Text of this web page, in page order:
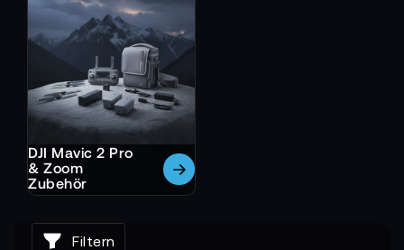
DJI Mavic 2 Pro
& Zoom
Zubehör
Filtern